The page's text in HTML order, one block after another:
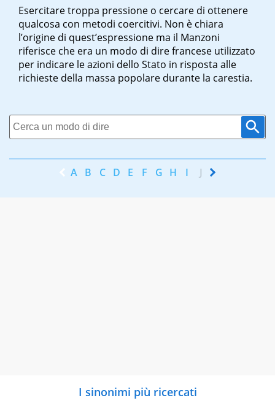
Esercitare troppa pressione o cercare di ottenere
qualcosa con metodi coercitivi. Non è chiara
l’origine di quest’espressione ma il Manzoni
riferisce che era un modo di dire francese utilizzato
per indicare le azioni dello Stato in risposta alle
richieste della massa popolare durante la carestia.
A B C D E F G H I J K
I sinonimi più ricercati